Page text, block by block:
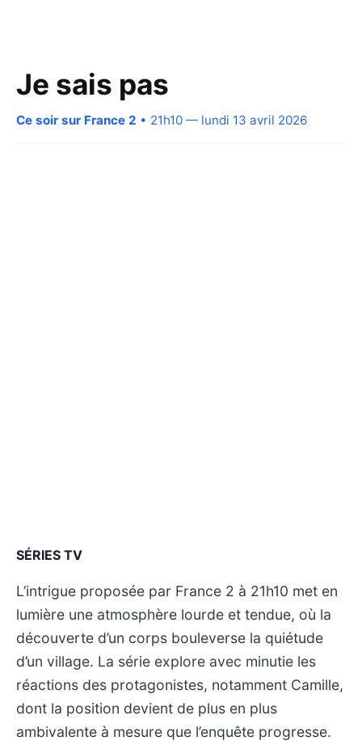
Je sais pas
Ce soir sur France 2 • 21h10 — lundi 13 avril 2026
SÉRIES TV
L’intrigue proposée par France 2 à 21h10 met en
lumière une atmosphère lourde et tendue, où la
découverte d’un corps bouleverse la quiétude
d’un village. La série explore avec minutie les
réactions des protagonistes, notamment Camille,
dont la position devient de plus en plus
ambivalente à mesure que l’enquête progresse.